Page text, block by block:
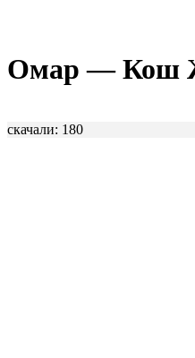
Омар — Кош
скачали: 180